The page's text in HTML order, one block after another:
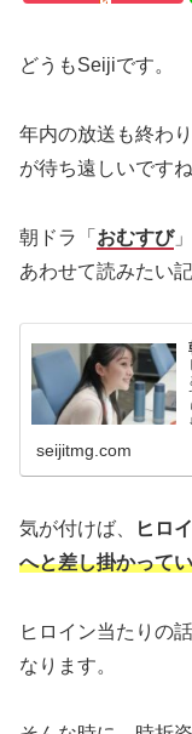
どうもSeijiです。
年内の放送も終わ
が待ち遠しいですね
朝ドラ「 おむすび
あわせて読みたい
seijitmg.com
気が付けば、 ヒロ
へと差し掛かって
ヒロイン当たりの
なります。